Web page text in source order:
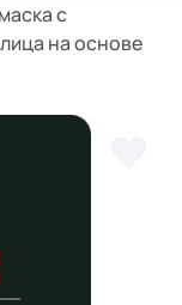
с
на основе